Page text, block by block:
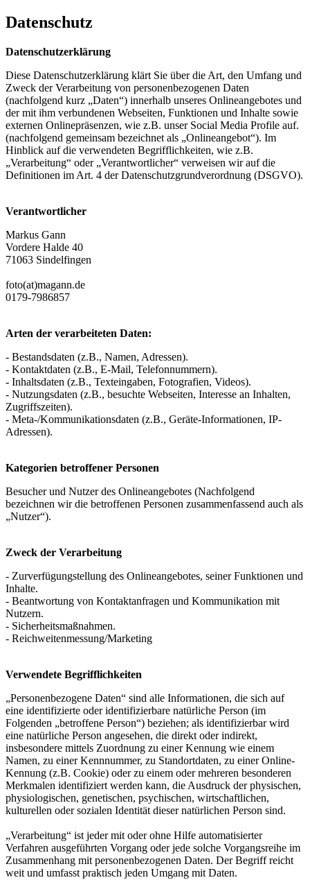
Datenschutz
Datenschutzerklärung
Diese Datenschutzerklärung klärt Sie über die Art, den Umfang und
Zweck der Verarbeitung von personenbezogenen Daten
(nachfolgend kurz „Daten“) innerhalb unseres Onlineangebotes und
der mit ihm verbundenen Webseiten, Funktionen und Inhalte sowie
externen Onlinepräsenzen, wie z.B. unser Social Media Profile auf.
(nachfolgend gemeinsam bezeichnet als „Onlineangebot“). Im
Hinblick auf die verwendeten Begrifflichkeiten, wie z.B.
„Verarbeitung“ oder „Verantwortlicher“ verweisen wir auf die
Definitionen im Art. 4 der Datenschutzgrundverordnung (DSGVO).
Verantwortlicher
Markus Gann
Vordere Halde 40
71063 Sindelfingen
foto(at)magann.de
0179-7986857
Arten der verarbeiteten Daten:
- Bestandsdaten (z.B., Namen, Adressen).
- Kontaktdaten (z.B., E-Mail, Telefonnummern).
- Inhaltsdaten (z.B., Texteingaben, Fotografien, Videos).
- Nutzungsdaten (z.B., besuchte Webseiten, Interesse an Inhalten,
Zugriffszeiten).
- Meta-/Kommunikationsdaten (z.B., Geräte-Informationen, IP-
Adressen).
Kategorien betroffener Personen
Besucher und Nutzer des Onlineangebotes (Nachfolgend
bezeichnen wir die betroffenen Personen zusammenfassend auch als
„Nutzer“).
Zweck der Verarbeitung
- Zurverfügungstellung des Onlineangebotes, seiner Funktionen und
Inhalte.
- Beantwortung von Kontaktanfragen und Kommunikation mit
Nutzern.
- Sicherheitsmaßnahmen.
- Reichweitenmessung/Marketing
Verwendete Begrifflichkeiten
„Personenbezogene Daten“ sind alle Informationen, die sich auf
eine identifizierte oder identifizierbare natürliche Person (im
Folgenden „betroffene Person“) beziehen; als identifizierbar wird
eine natürliche Person angesehen, die direkt oder indirekt,
insbesondere mittels Zuordnung zu einer Kennung wie einem
Namen, zu einer Kennnummer, zu Standortdaten, zu einer Online-
Kennung (z.B. Cookie) oder zu einem oder mehreren besonderen
Merkmalen identifiziert werden kann, die Ausdruck der physischen,
physiologischen, genetischen, psychischen, wirtschaftlichen,
kulturellen oder sozialen Identität dieser natürlichen Person sind.
„Verarbeitung“ ist jeder mit oder ohne Hilfe automatisierter
Verfahren ausgeführten Vorgang oder jede solche Vorgangsreihe im
Zusammenhang mit personenbezogenen Daten. Der Begriff reicht
weit und umfasst praktisch jeden Umgang mit Daten.